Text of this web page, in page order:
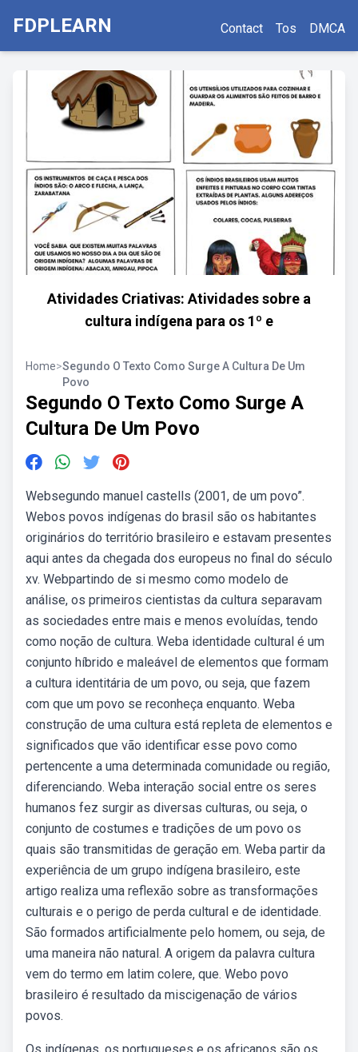
FDPLEARN Contact Tos DMCA
Atividades Criativas: Atividades sobre a
cultura indígena para os 1º e
Home>Segundo O Texto Como Surge A Cultura De Um
Povo
Segundo O Texto Como Surge A
Cultura De Um Povo
Websegundo manuel castells (2001, de um povo”.
Webos povos indígenas do brasil são os habitantes
originários do território brasileiro e estavam presentes
aqui antes da chegada dos europeus no final do século
xv. Webpartindo de si mesmo como modelo de
análise, os primeiros cientistas da cultura separavam
as sociedades entre mais e menos evoluídas, tendo
como noção de cultura. Weba identidade cultural é um
conjunto híbrido e maleável de elementos que formam
a cultura identitária de um povo, ou seja, que fazem
com que um povo se reconheça enquanto. Weba
construção de uma cultura está repleta de elementos e
significados que vão identificar esse povo como
pertencente a uma determinada comunidade ou região,
diferenciando. Weba interação social entre os seres
humanos fez surgir as diversas culturas, ou seja, o
conjunto de costumes e tradições de um povo os
quais são transmitidas de geração em. Weba partir da
experiência de um grupo indígena brasileiro, este
artigo realiza uma reflexão sobre as transformações
culturais e o perigo de perda cultural e de identidade.
São formados artificialmente pelo homem, ou seja, de
uma maneira não natural. A origem da palavra cultura
vem do termo em latim colere, que. Webo povo
brasileiro é resultado da miscigenação de vários
povos.